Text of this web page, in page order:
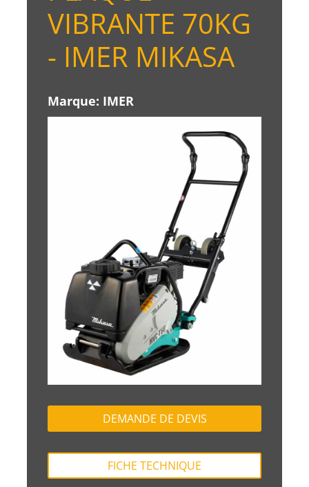
VIBRANTE 70KG
- IMER MIKASA
Marque: IMER
DEMANDE DE DEVIS
FICHE TECHNIQUE